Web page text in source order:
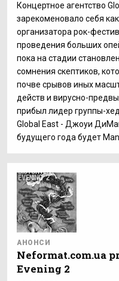
Концертное агентство
зарекоменовало себя
организатора рок-
проведения больших
пока на стадии
сомнения скептиков,
почве срывов иных
действ и вирусно-
прибыл лидер группы-
Global East - Джоуи
будущего года будет
АНОНСИ
Neformat.com.ua
Evening 2